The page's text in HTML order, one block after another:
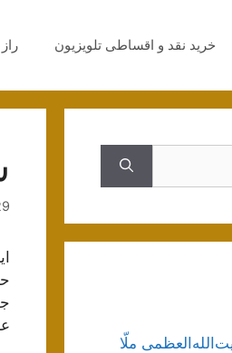
خرید نقد و اقساطی تلویزیون
ملّا